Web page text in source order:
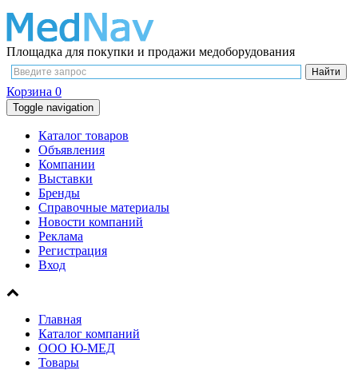
Площадка для покупки и продажи медоборудования
Корзина 0
Toggle navigation
Каталог товаров
Объявления
Компании
Выставки
Бренды
Справочные материалы
Новости компаний
Реклама
Регистрация
Вход
Главная
Каталог компаний
ООО Ю-МЕД
Товары